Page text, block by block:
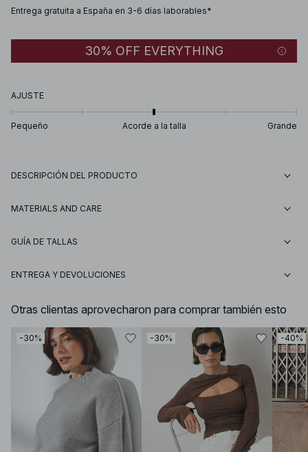
Entrega gratuita a España en 3-6 días laborables*
30% OFF EVERYTHING
AJUSTE
Pequeño Acorde a la talla Grande
DESCRIPCIÓN DEL PRODUCTO
MATERIALS AND CARE
GUÍA DE TALLAS
ENTREGA Y DEVOLUCIONES
Otras clientas aprovecharon para comprar también esto
-30% -30% -40%